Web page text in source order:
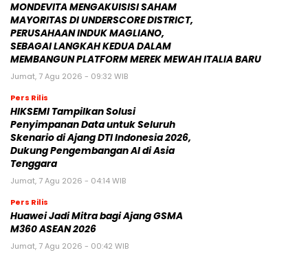
MONDEVITA MENGAKUISISI SAHAM
MAYORITAS DI UNDERSCORE DISTRICT,
PERUSAHAAN INDUK MAGLIANO,
SEBAGAI LANGKAH KEDUA DALAM
MEMBANGUN PLATFORM MEREK MEWAH ITALIA BARU
Jumat, 7 Agu 2026 - 09:32 WIB
Pers Rilis
HIKSEMI Tampilkan Solusi
Penyimpanan Data untuk Seluruh
Skenario di Ajang DTI Indonesia 2026,
Dukung Pengembangan AI di Asia
Tenggara
Jumat, 7 Agu 2026 - 04:14 WIB
Pers Rilis
Huawei Jadi Mitra bagi Ajang GSMA
M360 ASEAN 2026
Jumat, 7 Agu 2026 - 00:42 WIB